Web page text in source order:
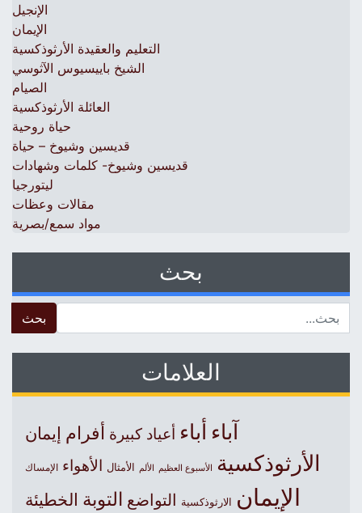
الإنجيل
الإيمان
التعليم والعقيدة الأرثوذكسية
الشيخ باييسيوس الآثوسي
الصيام
العائلة الأرثوذكسية
حياة روحية
قديسين وشيوخ – حياة
قديسين وشيوخ- كلمات وشهادات
ليتورجيا
مقالات وعظات
مواد سمع/بصرية
بحث
العلامات
آباءأباء أعياد كبيرة أفرام إيمان
الأرثوذكسية الأسبوع العظيم الألم الأمثال الأهواء الإمساك
الإيمان الارثوذكسية التواضع التوبة الخطيئة